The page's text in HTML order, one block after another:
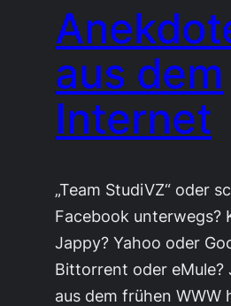
aus dem
Internet
„Team StudiVZ“ oder
Facebook unterwegs?
Jappy? Yahoo oder
Bittorrent oder eMule?
aus dem frühen WWW